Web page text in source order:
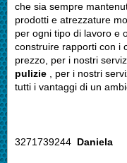
che sia sempre
prodotti e atrezzature
per ogni tipo di lavoro e
construire rapporti con i
prezzo, per i nostri
pulizie , per i nostri
tutti i vantaggi di un
3271739244 Daniela